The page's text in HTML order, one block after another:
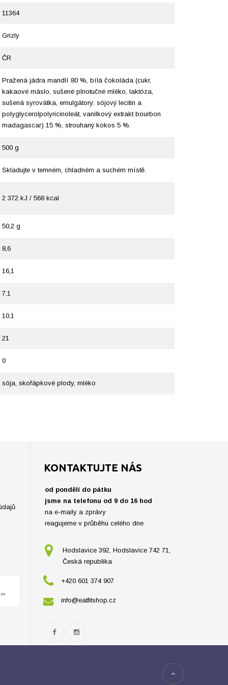
11364
Grizly
ČR
Pražená jádra mandlí 80 %, bílá čokoláda (cukr,
kakaové máslo, sušené plnotučné mléko, laktóza,
sušená syrovátka, emulgátory: sójový lecitin a
polyglycerolpolyricinoleát, vanilkový extrakt bourbon
madagascar) 15 %, strouhaný kokos 5 %.
500 g
Skladujte v temném, chladném a suchém místě.
2 372 kJ / 568 kcal
50,2 g
8,6
16,1
7,1
10,1
21
0
sója, skořápkové plody, mléko
KONTAKTUJTE NÁS
od pondělí do pátku
jsme na telefonu od 9 do 16 hod
na e-maily a zprávy
reagujeme v průběhu celého dne
Hodslavice 392, Hodslavice 742 71,
Česká republika
+420 601 374 907
info@eatfitshop.cz